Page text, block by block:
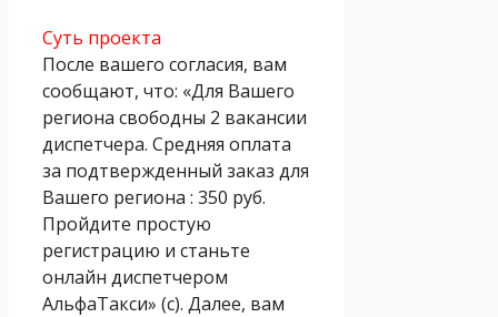
Суть проекта
После вашего согласия, вам
сообщают, что: «Для Вашего
региона свободны 2 вакансии
диспетчера. Средняя оплата
за подтвержденный заказ для
Вашего региона : 350 руб.
Пройдите простую
регистрацию и станьте
онлайн диспетчером
АльфаТакси» (с). Далее, вам